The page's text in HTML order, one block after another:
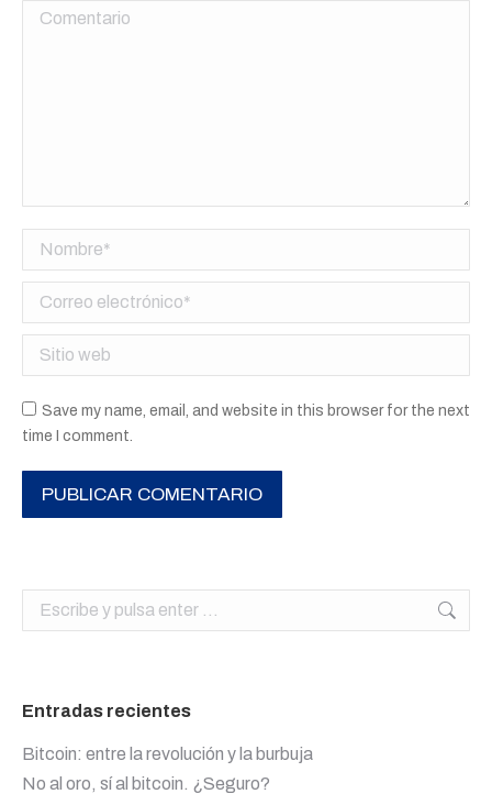
Comentario
Nombre *
Correo electrónico *
Sitio web
Save my name, email, and website in this browser for the next
time I comment.
PUBLICAR COMENTARIO
Buscar:
Entradas recientes
Bitcoin: entre la revolución y la burbuja
No al oro, sí al bitcoin. ¿Seguro?